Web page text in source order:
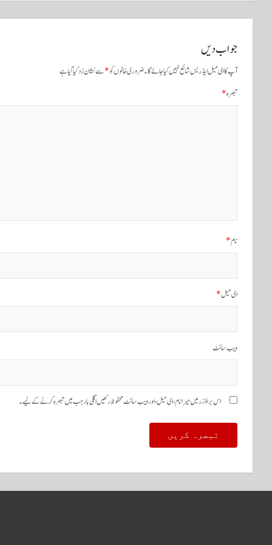
س
جواب دیں
آپ کا ای میل ایڈریس شائع نہیں کیا جائے گا۔ضروری خانوں کو*سے نشان زد کیا گیا ہے
تبصرہ*
نام*
ای میل*
ویب‌ سائٹ
اس براؤزر میں میرا نام، ای میل، اور ویب سائٹ محفوظ رکھیں اگلی بار جب میں تبصرہ کرنے کےلیے۔